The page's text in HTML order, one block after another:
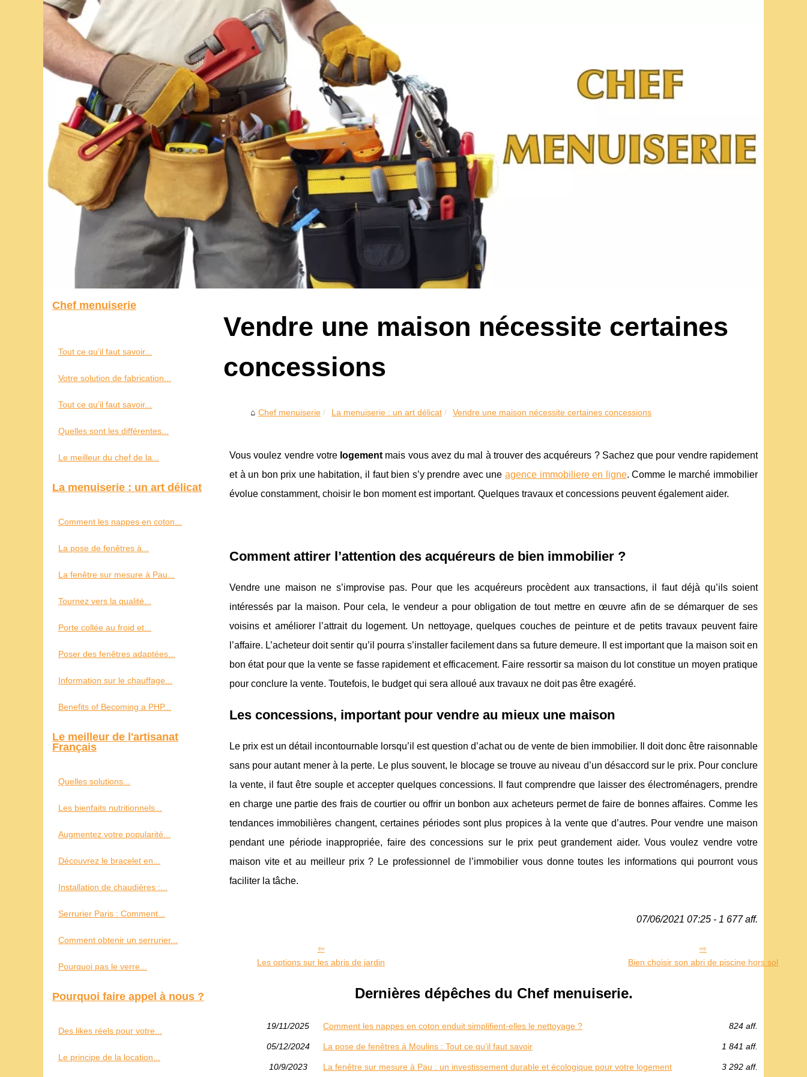
Vendre une maison nécessite certaines
concessions
Chef menuiserie La menuiserie : un art délicat Vendre une maison nécessite certaines concessions
Vous voulez vendre votre logement mais vous avez du mal à trouver des acquéreurs ? Sachez que pour vendre rapidement
et à un bon prix une habitation, il faut bien s’y prendre avec une agence immobiliere en ligne. Comme le marché immobilier
évolue constamment, choisir le bon moment est important. Quelques travaux et concessions peuvent également aider.
Comment attirer l’attention des acquéreurs de bien immobilier ?
Vendre une maison ne s’improvise pas. Pour que les acquéreurs procèdent aux transactions, il faut déjà qu’ils soient
intéressés par la maison. Pour cela, le vendeur a pour obligation de tout mettre en œuvre afin de se démarquer de ses
voisins et améliorer l’attrait du logement. Un nettoyage, quelques couches de peinture et de petits travaux peuvent faire
l’affaire. L’acheteur doit sentir qu’il pourra s’installer facilement dans sa future demeure. Il est important que la maison soit en
bon état pour que la vente se fasse rapidement et efficacement. Faire ressortir sa maison du lot constitue un moyen pratique
pour conclure la vente. Toutefois, le budget qui sera alloué aux travaux ne doit pas être exagéré.
Les concessions, important pour vendre au mieux une maison
Le prix est un détail incontournable lorsqu’il est question d’achat ou de vente de bien immobilier. Il doit donc être raisonnable
sans pour autant mener à la perte. Le plus souvent, le blocage se trouve au niveau d’un désaccord sur le prix. Pour conclure
la vente, il faut être souple et accepter quelques concessions. Il faut comprendre que laisser des électroménagers, prendre
en charge une partie des frais de courtier ou offrir un bonbon aux acheteurs permet de faire de bonnes affaires. Comme les
tendances immobilières changent, certaines périodes sont plus propices à la vente que d’autres. Pour vendre une maison
pendant une période inappropriée, faire des concessions sur le prix peut grandement aider. Vous voulez vendre votre
maison vite et au meilleur prix ? Le professionnel de l’immobilier vous donne toutes les informations qui pourront vous
faciliter la tâche.
07/06/2021 07:25 - 1 677 aff.
Les options sur les abris de jardin Bien choisir son abri de piscine hors sol
Dernières dépêches du Chef menuiserie.
19/11/2025 Comment les nappes en coton enduit simplifient-elles le nettoyage ? 824 aff.
05/12/2024 La pose de fenêtres à Moulins : Tout ce qu’il faut savoir 1 841 aff.
10/9/2023 La fenêtre sur mesure à Pau : un investissement durable et écologique pour votre logement 3 292 aff.
Chef menuiserie
Tout ce qu’il faut savoir...
Votre solution de fabrication...
Tout ce qu’il faut savoir...
Quelles sont les différentes...
Le meilleur du chef de la...
La menuiserie : un art délicat
Comment les nappes en coton...
La pose de fenêtres à...
La fenêtre sur mesure à Pau...
Tournez vers la qualité...
Porte collée au froid et...
Poser des fenêtres adaptées...
Information sur le chauffage...
Benefits of Becoming a PHP...
Le meilleur de l'artisanat
Français
Quelles solutions...
Les bienfaits nutritionnels...
Augmentez votre popularité...
Découvrez le bracelet en...
Installation de chaudières :...
Serrurier Paris : Comment...
Comment obtenir un serrurier...
Pourquoi pas le verre...
Pourquoi faire appel à nous ?
Des likes réels pour votre...
Le principe de la location...